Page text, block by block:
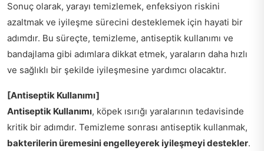
Sonuç olarak, yarayı temizlemek, enfeksiyon riskini
azaltmak ve iyileşme sürecini desteklemek için hayati bir
adımdır. Bu süreçte, temizleme, antiseptik kullanımı ve
bandajlama gibi adımlara dikkat etmek, yaraların daha hızlı
ve sağlıklı bir şekilde iyileşmesine yardımcı olacaktır.
[Antiseptik Kullanımı]
Antiseptik Kullanımı, köpek ısırığı yaralarının tedavisinde
kritik bir adımdır. Temizleme sonrası antiseptik kullanmak,
bakterilerin üremesini engelleyerek iyileşmeyi destekler.